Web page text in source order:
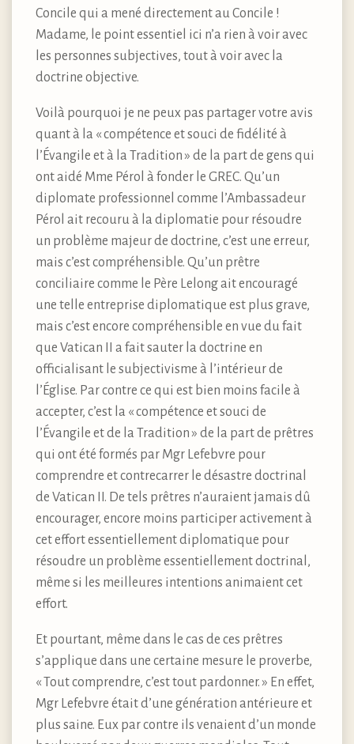
Concile qui a mené directement au Concile !
Madame, le point essentiel ici n’a rien à voir avec
les personnes subjectives, tout à voir avec la
doctrine objective.
Voilà pourquoi je ne peux pas partager votre avis
quant à la « compétence et souci de fidélité à
l’Évangile et à la Tradition » de la part de gens qui
ont aidé Mme Pérol à fonder le GREC. Qu’un
diplomate professionnel comme l’Ambassadeur
Pérol ait recouru à la diplomatie pour résoudre
un problème majeur de doctrine, c’est une erreur,
mais c’est compréhensible. Qu’un prêtre
conciliaire comme le Père Lelong ait encouragé
une telle entreprise diplomatique est plus grave,
mais c’est encore compréhensible en vue du fait
que Vatican II a fait sauter la doctrine en
officialisant le subjectivisme à l’intérieur de
l’Église. Par contre ce qui est bien moins facile à
accepter, c’est la « compétence et souci de
l’Évangile et de la Tradition » de la part de prêtres
qui ont été formés par Mgr Lefebvre pour
comprendre et contrecarrer le désastre doctrinal
de Vatican II. De tels prêtres n’auraient jamais dû
encourager, encore moins participer activement à
cet effort essentiellement diplomatique pour
résoudre un problème essentiellement doctrinal,
même si les meilleures intentions animaient cet
effort.
Et pourtant, même dans le cas de ces prêtres
s’applique dans une certaine mesure le proverbe,
« Tout comprendre, c’est tout pardonner. » En effet,
Mgr Lefebvre était d’une génération antérieure et
plus saine. Eux par contre ils venaient d’un monde